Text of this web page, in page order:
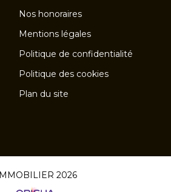
Nos honoraires
Mentions légales
Politique de confidentialité
Politique des cookies
Plan du site
2026